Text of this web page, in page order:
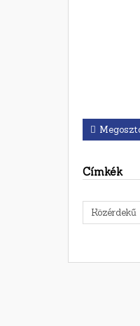
Címkék
Közérdekű